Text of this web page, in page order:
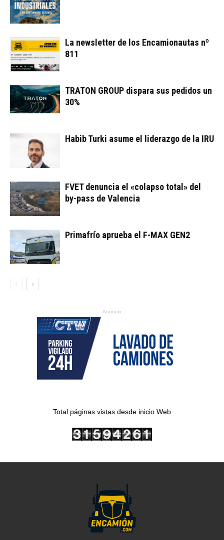
La newsletter de los Encamionautas nº
811
TRATON GROUP dispara sus pedidos un
30%
Habib Turki asume el liderazgo de la IRU
FVET denuncia el «colapso total» del
by-pass de Valencia
Primafrío aprueba el F-MAX GEN2
Anuncio
Total páginas vistas desde inicio Web